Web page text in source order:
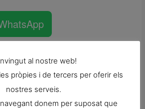
i se’t respondrà en la major breuetat
al nostre web!
pròpies i de tercers per oferir els
nostres serveis.
donem per suposat que